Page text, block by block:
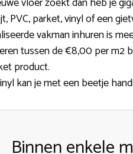
PVC, parket, vinyl of een
vakman inhuren is
tussen de €8,00 per m2
product.
kan je met een beetje
Binnen enkele